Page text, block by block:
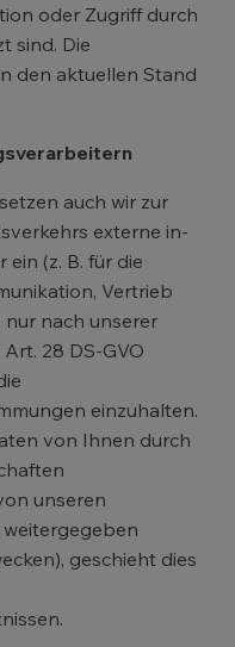
oder Zugriff durch
sind. Die
den aktuellen Stand
auch wir zur
externe in-
(z. B. für die
Vertrieb
nur nach unserer
28 DS-GVO
einzuhalten.
von Ihnen durch
unseren
geschieht dies